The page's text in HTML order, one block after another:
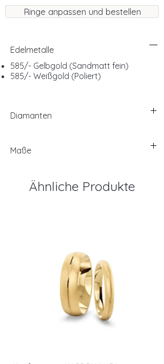
Ringe anpassen und bestellen
Edelmetalle
585/- Gelbgold (Sandmatt fein)
585/- Weißgold (Poliert)
Diamanten
Maße
Ähnliche Produkte